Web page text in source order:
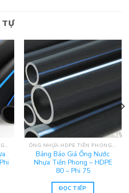
TỰ
ỐNG NHỰA HDPE TIỀN PHONG - PE80 ỐNG NHỰA HDPE TIỀN PHONG - PE80
Bảng Báo Giá Ống Nước
Nhựa Tiền Phong – HDPE
80 – Phi 75
ĐỌC TIẾP